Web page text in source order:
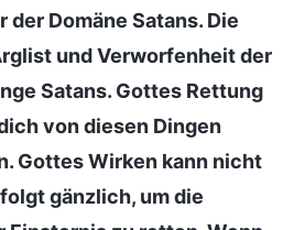
Domäne Satans. Die
und Verworfenheit der
Satans. Gottes Rettung
von diesen Dingen
Gottes Wirken kann nicht
gänzlich, um die